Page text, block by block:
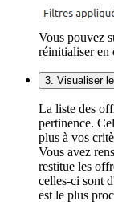
Vous pouvez
réinitialiser en
3. Visualiser
La liste des
pertinence.
plus à vos
Vous avez
restitue les
celles-ci sont
est le plus